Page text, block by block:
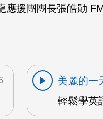
應援團團長張皓勛
美麗的一
輕鬆學英